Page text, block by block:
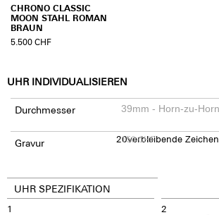
CHRONO CLASSIC
MOON STAHL ROMAN
BRAUN
5.500CHF
UHR INDIVIDUALISIEREN
Durchmesser
Gravur 150CHF
20verbleibende Zeichen
UHR SPEZIFIKATION
1 2